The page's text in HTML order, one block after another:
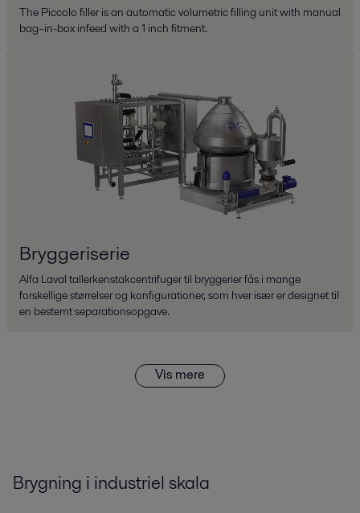
The Piccolo filler is an automatic volumetric filling unit with manual
bag–in-box infeed with a 1 inch fitment.
Bryggeriserie
Alfa Laval tallerkenstakcentrifuger til bryggerier fås i mange
forskellige størrelser og konfigurationer, som hver især er designet til
en bestemt separationsopgave.
Vis mere
Brygning i industriel skala